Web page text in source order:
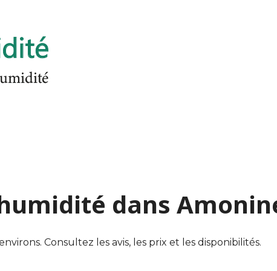
dans
Consultez les avis, les prix et les disponibilités.